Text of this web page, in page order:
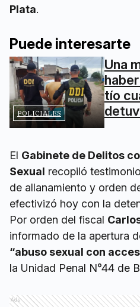
Plata.
Puede interesarte
POLICIALES
Una
tío
El Gabinete de Delitos
Sexual recopiló
de allanamiento y orden
efectivizó hoy con la
Por orden del fiscal
informado de la apertura
“abuso sexual con
la Unidad Penal N°44 de
Ads